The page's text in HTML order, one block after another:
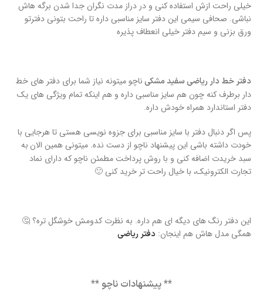
خیلی راحت ازش استفاده کنی و در دراز مدت نگران جدا شدن برگه هاش
نباشی. صحافی سیمی این دفتر سایز مناسبی داره تا راحت بتونی دفترتو
ورق بزنی و سیم دفتر خیلی انعطاف پذیره
دفتر خط دار ریاضی سفید مشکیناچو میتونه نیاز شما برای دفتر های خط
دار برطرف کنه چون هم سایز مناسبی داره و هم اینکه تمام ویژگی های یک
دفتر استاندارد همراه خودش داره.
پس اگر دنبال دفتر با سایز مناسبی برای جزوه نویسی هستی تا هرجایی با
خودت داشته باشی این پیشنهاد ناچو از دست نده. میتونی همین الان به
سبد خریدت اضافه کنی و با روش پرداخت مطمئن ناچو که دارای نماد
تجارت الکترونیک، با خیال راحت تر خرید کنی 🙂
این دفتر رنگ های دیگه ای هم داره. به نظرت کدومش خوشگل تره؟ 🤔
همگی مدل هاش هم اینجان: دفتر ریاضی
** پیشنهادات ناچو **